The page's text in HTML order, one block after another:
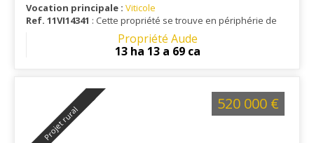
Vocation principale : Viticole
Ref. 11VI14341 : Cette propriété se trouve en périphérie de
Propriété Aude
13 ha 13 a 69 ca
Projet rural
520 000 €